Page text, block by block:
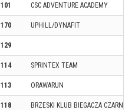
101 CSC ADVENTURE ACADEMY
170 UPHILL/DYNAFIT
129
114 SPRINTEX TEAM
113 ORAWARUN
118 BRZESKI KLUB BIEGACZA CZARNA